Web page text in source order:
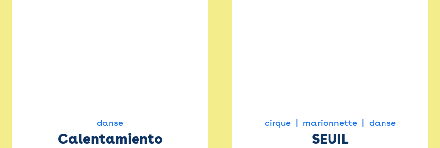
danse
Calentamiento
cirque marionnette danse
SEUIL